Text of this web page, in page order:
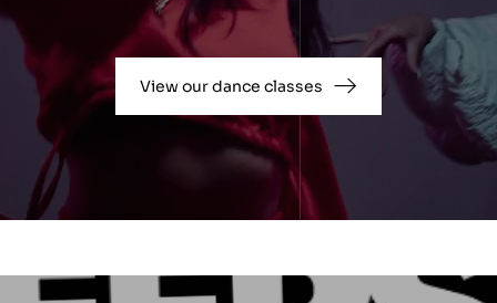
View our dance classes